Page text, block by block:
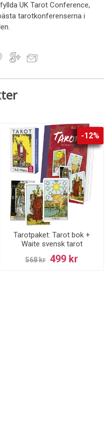
UK Tarot Conference,
tarotkonferenserna i
-12%
Tarotpaket: Tarot bok +
Waite svensk tarot
(standardstorlek)
568 kr 499 kr